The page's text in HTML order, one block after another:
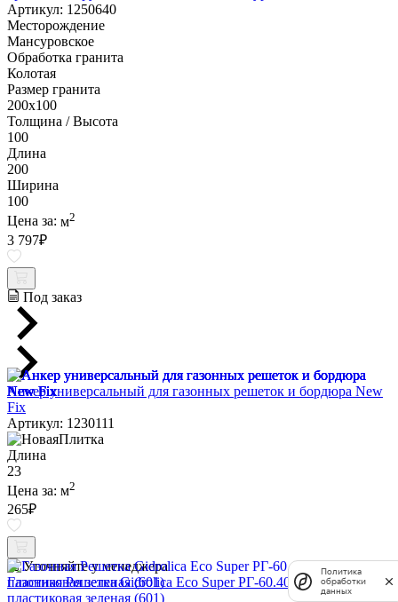
Артикул: 1250640
Месторождение
Мансуровское
Обработка гранита
Колотая
Размер гранита
200х100
Толщина / Высота
100
Длина
200
Ширина
100
Цена за: м2
3 797₽
Под заказ
Анкер универсальный для газонных решеток и бордюра New
Fix
Артикул: 1230111
Длина
23
Цена за: м2
265₽
Уточняйте у менеджера
Газонная Решетка Gidrolica Eco Super РГ-60.40.6,4 -
пластиковая зеленая (601)
Политика
обработки
данных